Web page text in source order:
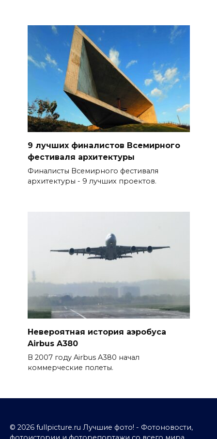
9 лучших финалистов Всемирного
фестиваля архитектуры
Финалисты Всемирного фестиваля
архитектуры - 9 лучших проектов.
Невероятная история аэробуса
Airbus A380
В 2007 году Airbus A380 начал
коммерческие полеты.
© 2026 fullpicture.ru Лучшие фото! - Фотоновости,